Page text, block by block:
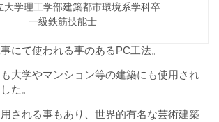
大学理工学部建築都市環境系学科卒
一級鉄筋技能士
にて使われる事のあるPC工法。
大学やマンション等の建築にも使用され
た。
される事もあり、世界的有名な芸術建築